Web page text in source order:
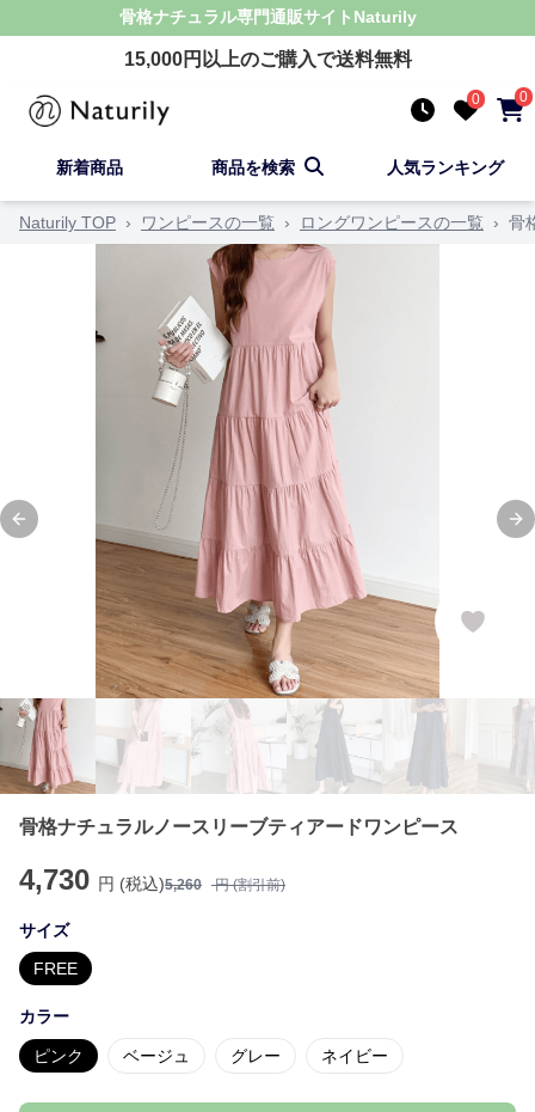
骨格ナチュラル専門通販サイト Naturily
15,000円以上のご購入で送料無料
0 0
新着商品 商品を検索 人気ランキング
Naturily TOP › ワンピースの一覧 › ロングワンピースの一覧 › 骨
Previous slide
骨格ナチュラルノースリーブティアードワンピース
4,730 円 (税込)5,260 円 (割引前)
サイズ
FREE
カラー
ピンク ベージュ グレー ネイビー